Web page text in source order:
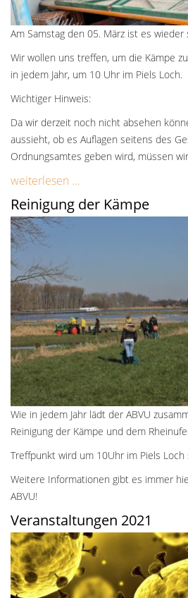
Am Samstag den 05. März ist es wieder
Wir wollen uns treffen, um die Kämpe
in jedem Jahr, um 10 Uhr im Piels Loch.
Wichtiger Hinweis:
Da wir derzeit noch nicht absehen
aussieht, ob es Auflagen seitens des
Ordnungsamtes geben wird, müssen
weiterlesen …
Reinigung der Kämpe
Wie in jedem Jahr lädt der ABVU
Reinigung der Kämpe und dem
Treffpunkt wird um 10Uhr im Piels Loch
Weitere Informationen gibt es immer
ABVU!
Veranstaltungen 2021